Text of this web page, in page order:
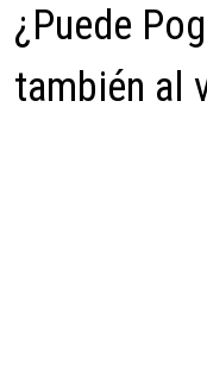
¿Puede
también al